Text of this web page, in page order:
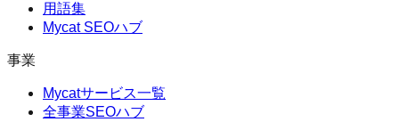
用語集
Mycat SEOハブ
事業
Mycatサービス一覧
全事業SEOハブ